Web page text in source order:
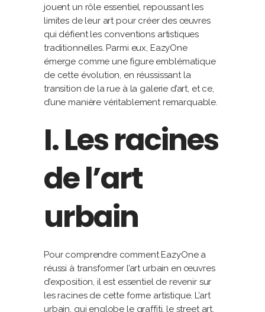
jouent un rôle essentiel, repoussant les
limites de leur art pour créer des œuvres
qui défient les conventions artistiques
traditionnelles. Parmi eux, EazyOne
émerge comme une figure emblématique
de cette évolution, en réussissant la
transition de la rue à la galerie d’art, et ce,
d’une manière véritablement remarquable.
I. Les racines
de l’art
urbain
Pour comprendre comment EazyOne a
réussi à transformer l’art urbain en œuvres
d’exposition, il est essentiel de revenir sur
les racines de cette forme artistique. L’art
urbain, qui englobe le graffiti, le street art,